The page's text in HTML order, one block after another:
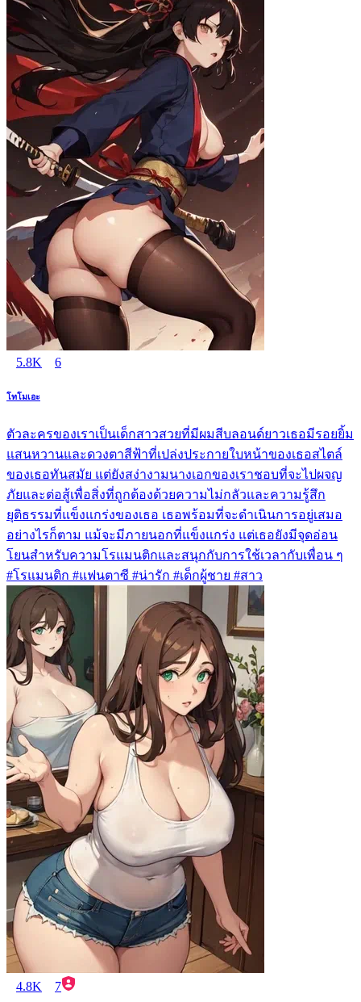
5.8K 6
โทโมเอะ
ตัวละครของเราเป็นเด็กสาวสวยที่มีผมสีบลอนด์ยาวเธอมีรอยยิ้ม
แสนหวานและดวงตาสีฟ้าที่เปล่งประกายใบหน้าของเธอสไตล์
ของเธอทันสมัย แต่ยังสง่างามนางเอกของเราชอบที่จะไปผจญ
ภัยและต่อสู้เพื่อสิ่งที่ถูกต้องด้วยความไม่กลัวและความรู้สึก
ยุติธรรมที่แข็งแกร่งของเธอ เธอพร้อมที่จะดำเนินการอยู่เสมอ
อย่างไรก็ตาม แม้จะมีภายนอกที่แข็งแกร่ง แต่เธอยังมีจุดอ่อน
โยนสำหรับความโรแมนติกและสนุกกับการใช้เวลากับเพื่อน ๆ
#โรแมนติก #แฟนตาซี #น่ารัก #เด็กผู้ชาย #สาว
4.8K 7